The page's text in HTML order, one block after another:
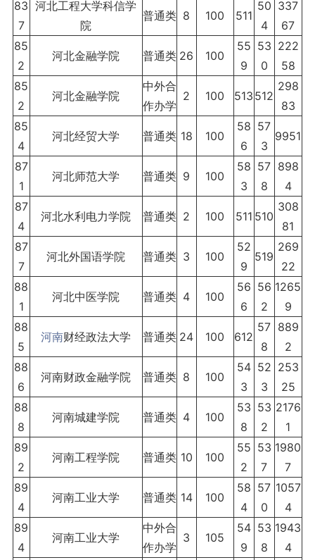
83
7
河北工程大学科信学
院
普通类 8 100 511
50
4
337
67
85
2
河北金融学院 普通类 26 100
55
9
53
0
222
58
85
2
河北金融学院
中外合
作办学
2 100 513 512
298
83
85
4
河北经贸大学 普通类 18 100
58
6
57
3
9951
87
1
河北师范大学 普通类 9 100
58
3
57
8
898
4
87
4
河北水利电力学院 普通类 2 100 511 510
308
81
87
7
河北外国语学院 普通类 3 100
52
9
519
269
22
88
1
河北中医学院 普通类 4 100
56
6
56
2
1265
9
88
5
河南财经政法大学 普通类 24 100 612
57
8
889
2
88
6
河南财政金融学院 普通类 8 100
54
3
52
3
253
25
88
8
河南城建学院 普通类 4 100
53
8
53
2
2176
1
89
2
河南工程学院 普通类 10 100
55
2
53
7
1980
7
89
4
河南工业大学 普通类 14 100
58
4
57
0
1057
4
89
4
河南工业大学
中外合
作办学
3 105
54
9
53
8
1943
4